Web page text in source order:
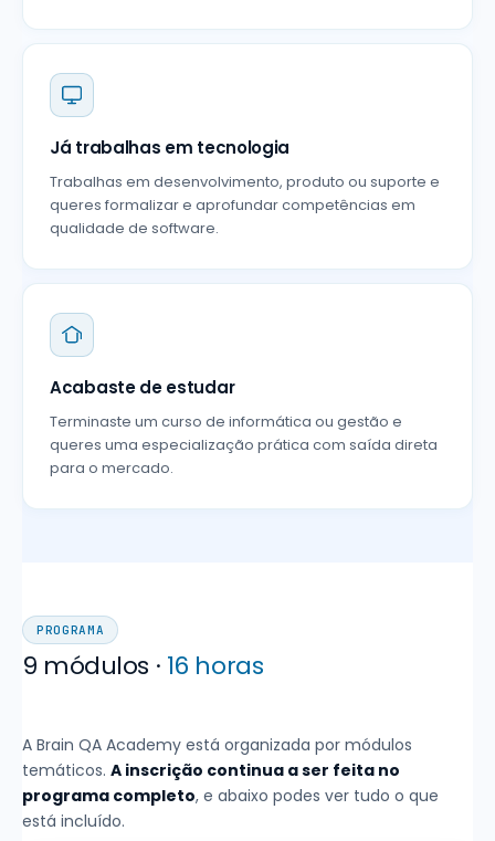
Já trabalhas em tecnologia
Trabalhas em desenvolvimento, produto ou suporte e
queres formalizar e aprofundar competências em
qualidade de software.
Acabaste de estudar
Terminaste um curso de informática ou gestão e
queres uma especialização prática com saída direta
para o mercado.
PROGRAMA
9 módulos · 16 horas
A Brain QA Academy está organizada por módulos
temáticos. A inscrição continua a ser feita no
programa completo, e abaixo podes ver tudo o que
está incluído.